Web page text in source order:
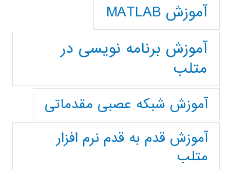
آموزش MATLAB
آموزش برنامه نویسی در
متلب
آموزش شبکه عصبی مقدماتی
آموزش قدم به قدم نرم افزار
متلب